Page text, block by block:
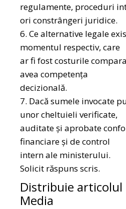
regulamente, proceduri
ori constrângeri juridice.
6. Ce alternative legale
momentul respectiv, care
ar fi fost costurile
avea competența
decizională.
7. Dacă sumele invocate
unor cheltuieli verificate,
auditate și aprobate
financiare și de control
intern ale ministerului.
Solicit răspuns scris.
Distribuie articolul
Media